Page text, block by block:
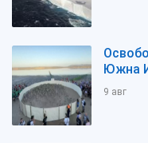
Южна
9 авг